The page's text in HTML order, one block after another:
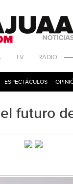
·T.V. ·RADIO
ESPECTÁCULOS
futuro